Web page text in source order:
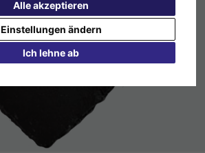
Alle akzeptieren
Ich lehne ab
Einstellungen ändern